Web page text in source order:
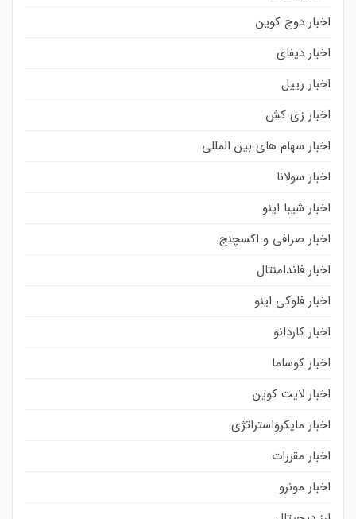
اخبار دوج کوین
اخبار دیفای
اخبار ریپل
اخبار زی کش
اخبار سهام های بین المللی
اخبار سولانا
اخبار شیبا اینو
اخبار صرافی و اکسچنج
اخبار فاندامنتال
اخبار فلوکی اینو
اخبار کاردانو
اخبار کوساما
اخبار لایت کوین
اخبار مایکرواستراتژی
اخبار مقررات
اخبار مونرو